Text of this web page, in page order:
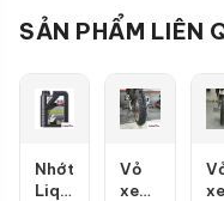
SẢN PHẨM LIÊN
Nhớt
Liqui
Vỏ
xe
xe